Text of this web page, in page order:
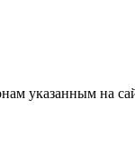
указанным на